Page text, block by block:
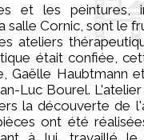
et les peintures,
salle Cornic, sont le
ateliers
était confiée,
Gaëlle Haubtmann
Luc Bourel.
la découverte de
ont été